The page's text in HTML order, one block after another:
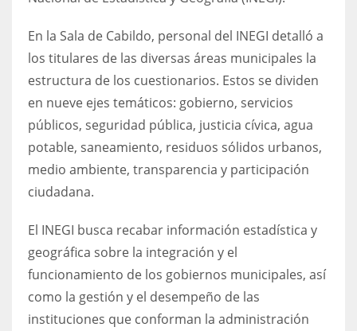
En la Sala de Cabildo, personal del INEGI detalló a
los titulares de las diversas áreas municipales la
estructura de los cuestionarios. Estos se dividen
en nueve ejes temáticos: gobierno, servicios
públicos, seguridad pública, justicia cívica, agua
potable, saneamiento, residuos sólidos urbanos,
medio ambiente, transparencia y participación
ciudadana.
El INEGI busca recabar información estadística y
geográfica sobre la integración y el
funcionamiento de los gobiernos municipales, así
como la gestión y el desempeño de las
instituciones que conforman la administración